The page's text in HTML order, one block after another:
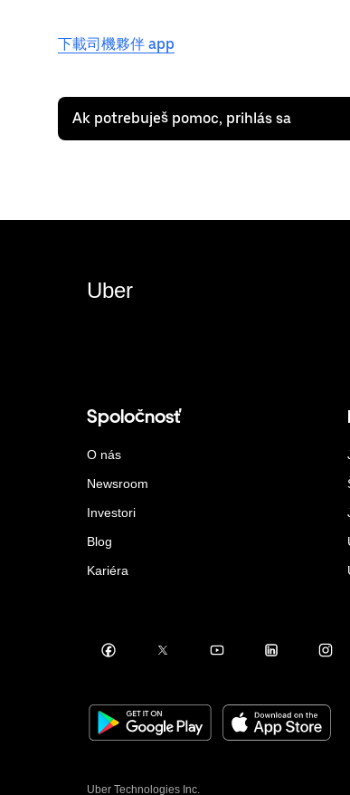
下載司機夥伴 app
Ak potrebuješ pomoc, prihlás sa
Uber
Spoločnosť
O nás
Newsroom
Investori
Blog
Kariéra
Uber Technologies Inc.